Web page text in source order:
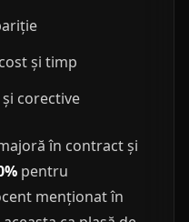
și timp
corective
în contract și
pentru
menționat în